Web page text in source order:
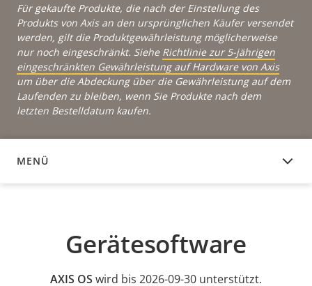
Für gekaufte Produkte, die nach der Einstellung des
Produkts von Axis an den ursprünglichen Käufer versendet
werden, gilt die Produktgewährleistung möglicherweise
nur noch eingeschränkt. Siehe Richtlinie zur 5-jährigen
eingeschränkten Gewährleistung auf Hardware von Axis
um über die Abdeckung über die Gewährleistung auf dem
Laufenden zu bleiben, wenn Sie Produkte nach dem
letzten Bestelldatum kaufen.
MENÜ
GERÄTESOFTWARE
Gerätesoftware
AXIS OS wird bis 2026-09-30 unterstützt.